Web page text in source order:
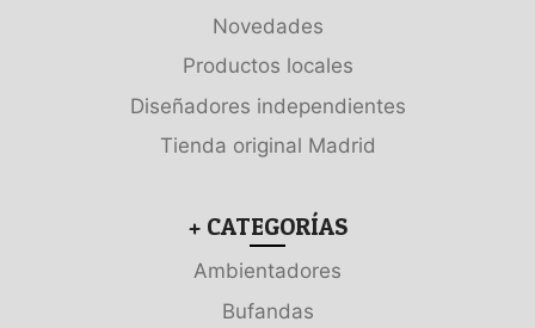
Novedades
Productos locales
Diseñadores independientes
Tienda original Madrid
+ CATEGORÍAS
Ambientadores
Bufandas